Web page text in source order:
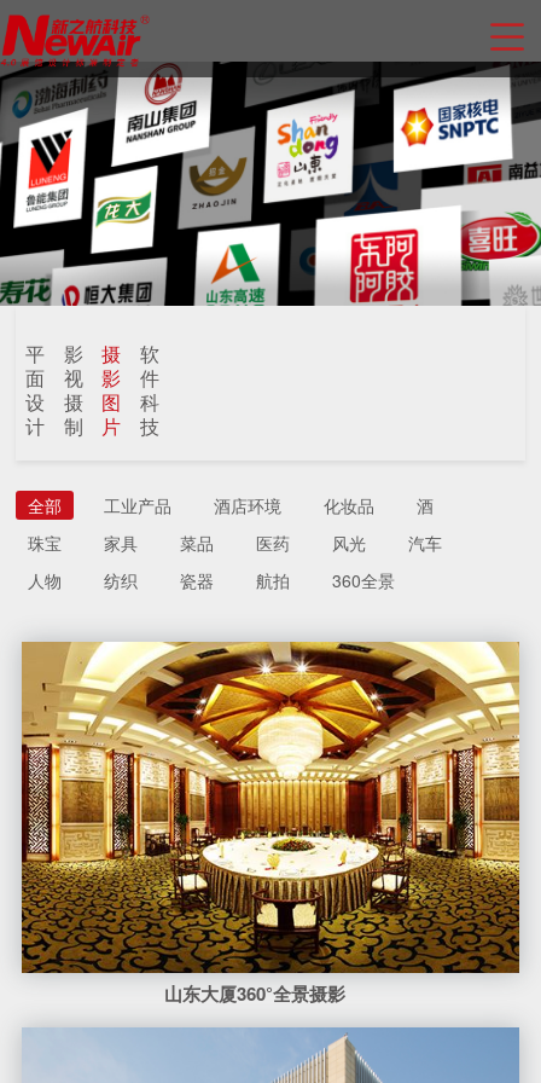
平
面
设
计
影
视
摄
制
摄
影
图
片
软
件
科
技
全部 工业产品 酒店环境 化妆品
酒
珠宝
家具 菜品 医药 风光
汽车
人物
纺织 瓷器 航拍 360全景
山东大厦360°全景摄影